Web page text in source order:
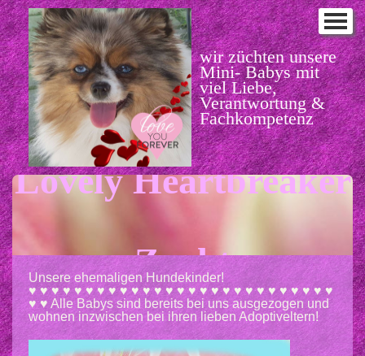
wir züchten unsere
Mini- Babys mit
viel Liebe,
Verantwortung &
Fachkompetenz
Lovely Heartbreaker
Zucht
♥ Home
♥ Babykorb News
♥ Aufzuchtinfos unserer
Babys
♥ unsere Teddy Pomapoo
♥ unsere Asian Teddy Poodle
♥ unsere Pomeranian
Mädchen
♥ Unsere ehemaligen
Hundekinder!
♥ Text unserer Inserate,
lesenswert
Unsere ehemaligen Hundekinder!
♥ ♥ ♥ ♥ ♥ ♥ ♥ ♥ ♥ ♥ ♥ ♥ ♥ ♥ ♥ ♥ ♥ ♥ ♥ ♥ ♥ ♥ ♥ ♥ ♥ ♥ ♥
♥ ♥ Alle Babys sind bereits bei uns ausgezogen und
wohnen inzwischen bei ihren lieben Adoptiveltern!